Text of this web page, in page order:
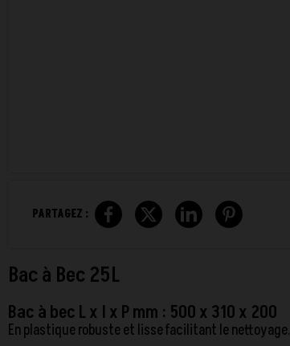
PARTAGEZ :
Bac à Bec 25L
Bac à bec L x l x P mm : 500 x 310 x 200
En plastique robuste et lisse facilitant le nettoyage.